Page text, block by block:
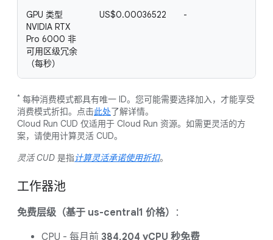
GPU 类型
NVIDIA RTX
Pro 6000 非
可用区级冗余
（每秒）
US$0.00036522 -
* 每种消费模式都具有唯一 ID。您可能需要选择加入，才能享受
消费模式折扣。点击此处了解详情。
Cloud Run CUD 仅适用于 Cloud Run 资源。如需更灵活的方
案，请使用计算灵活 CUD。
灵活 CUD 是指计算灵活承诺使用折扣。
工作器池
免费层级（基于 us-central1 价格）
：
CPU - 每月前 384,204 vCPU 秒免费